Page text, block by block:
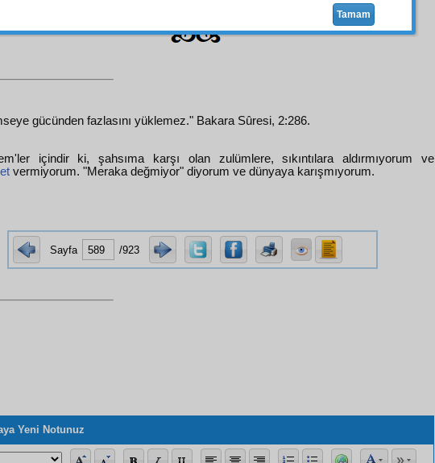
gücünden fazlasını yüklemez." Bakara Sûresi, 2:286.
içindir ki, şahsıma karşı olan zulümlere, sıkıntılara aldırmıyorum ve
vermiyorum. "Meraka değmiyor" diyorum ve dünyaya karışmıyorum.
Sayfa /923
Yeni Notunuz
Tamam